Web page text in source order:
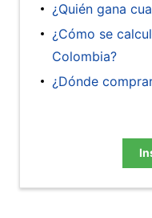
¿Quién gana
¿Cómo se
Colombia?
¿Dónde